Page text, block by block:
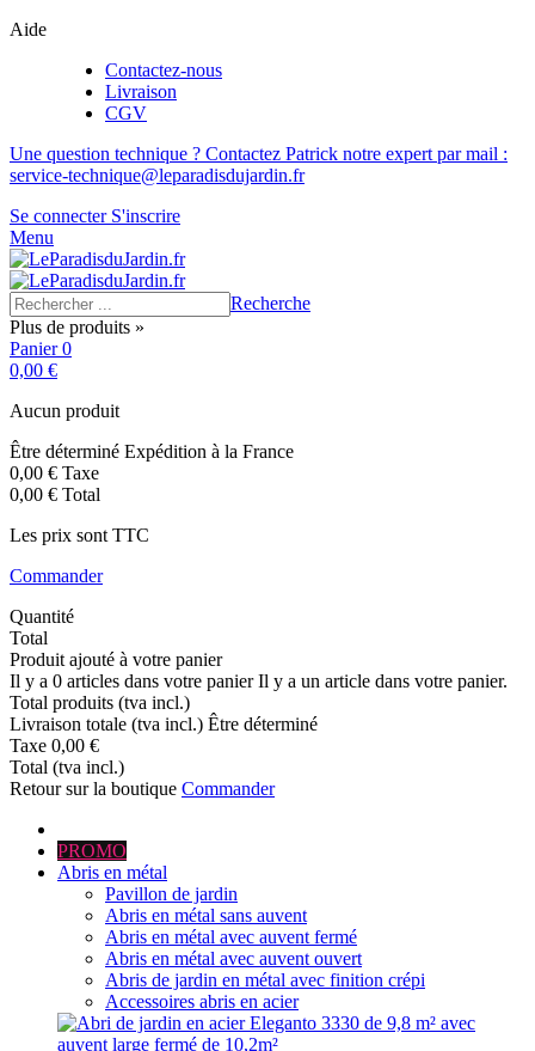
Aide
Contactez-nous
Livraison
CGV
Une question technique ? Contactez Patrick notre expert par mail :
service-technique@leparadisdujardin.fr
Se connecter S'inscrire
Menu
Recherche
Plus de produits »
Panier 0
0,00 €
Aucun produit
Être déterminé Expédition à la France
0,00 € Taxe
0,00 € Total
Les prix sont TTC
Commander
Quantité
Total
Produit ajouté à votre panier
Il y a 0 articles dans votre panierIl y a un article dans votre panier.
Total produits (tva incl.)
Livraison totale (tva incl.) Être déterminé
Taxe 0,00 €
Total (tva incl.)
Retour sur la boutique Commander
PROMO
Abris en métal
Pavillon de jardin
Abris en métal sans auvent
Abris en métal avec auvent fermé
Abris en métal avec auvent ouvert
Abris de jardin en métal avec finition crépi
Accessoires abris en acier